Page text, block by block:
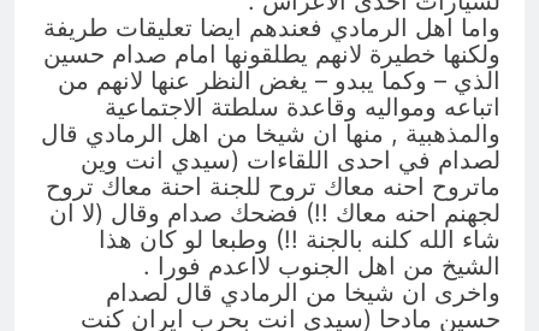
واما اهل الرمادي فعندهم ايضا تعليقات طريفة
ولكنها خطيرة لانهم يطلقونها امام صدام حسين
الذي – وكما يبدو – يغض النظر عنها لانهم من
اتباعه ومواليه وقاعدة سلطتة الاجتماعية
والمذهبية , منها ان شيخا من اهل الرمادي قال
لصدام في احدى اللقاءات (سيدي انت وين
ماتروح احنه معاك تروح للجنة احنة معاك تروح
لجهنم احنه معاك !!) فضحك صدام وقال (لا ان
شاء الله كلنه بالجنة !!) وطبعا لو كان هذا
الشيخ من اهل الجنوب لااعدم فورا .
واخرى ان شيخا من الرمادي قال لصدام
حسين مادحا (سيدي انت بحرب ايران كنت